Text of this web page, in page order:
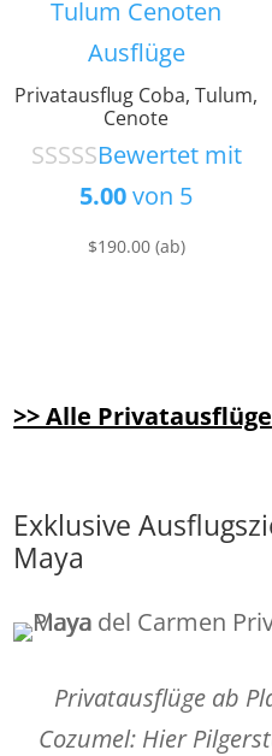
Privatausflug Coba, Tulum,
Cenote
Bewertet mit
5.00von 5
$190.00 (ab)
>> Alle Privatausflüge
Exklusive
Maya
Privatausflüge ab
Cozumel: Hier